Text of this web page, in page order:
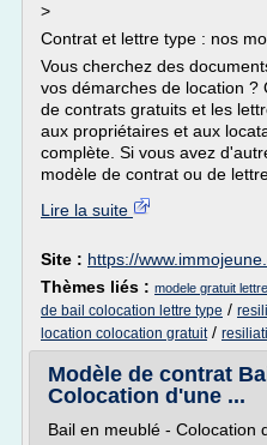
>
Contrat et lettre type : nos
Vous cherchez des
vos démarches de location ?
de contrats gratuits et les
aux propriétaires et aux
complète. Si vous avez
modèle de contrat ou de
Lire la suite
Site : https://
Thèmes liés : modele gratuit
de bail colocation lettre type /
location colocation gratuit/
Modèle de contrat
Colocation d'une ...
Bail en meublé - Colocation